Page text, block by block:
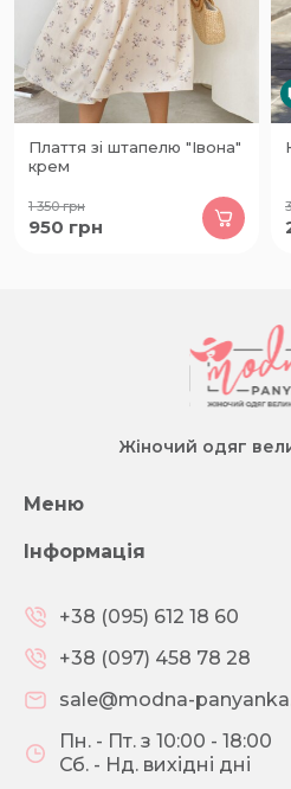
Плаття зі штапелю "Івона"
крем
1 350грн
950 грн
Жіночий одяг
Меню
Інформація
+38 (095) 612 18 60
+38 (097) 458 78 28
sale@modna-
Пн. - Пт. з 10:00 - 18:00
Сб. - Нд. вихідні дні